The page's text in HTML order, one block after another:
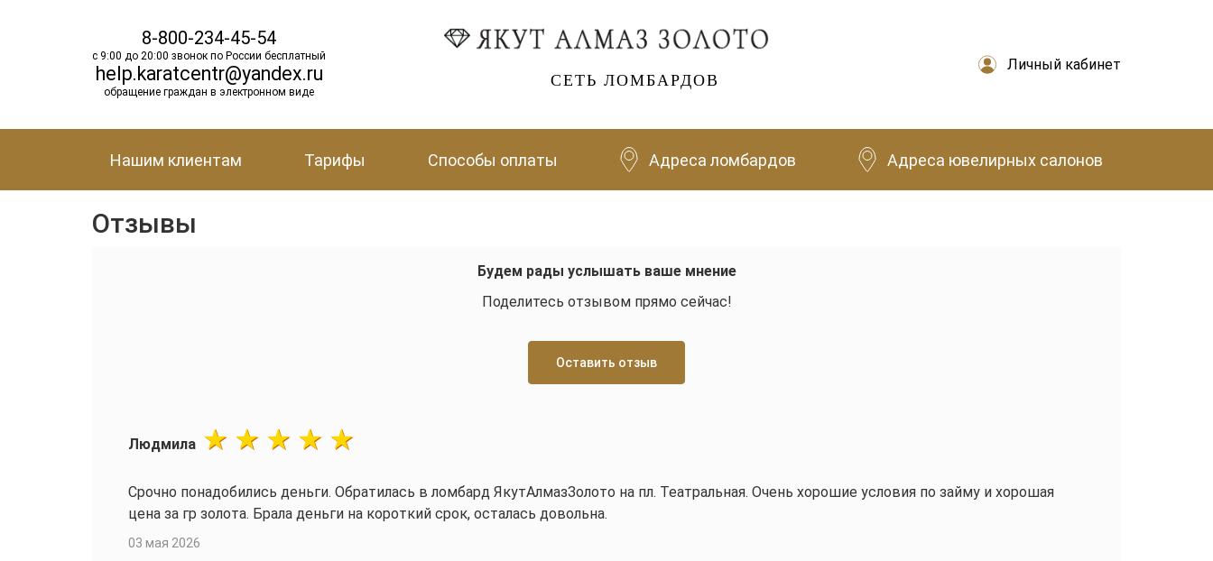
8-800-234-45-54
с 9:00 до 20:00 звонок по России бесплатный
help.karatcentr@yandex.ru
обращение граждан в электронном виде
СЕТЬ ЛОМБАРДОВ
Личный кабинет
Нашим клиентам Тарифы Способы оплаты Адреса ломбардов Адреса ювелирных салонов
Отзывы
Будем рады услышать ваше мнение
Поделитесь отзывом прямо сейчас!
Оставить отзыв
Людмила
Срочно понадобились деньги. Обратилась в ломбард ЯкутАлмазЗолото на пл. Театральная. Очень хорошие условия по займу и хорошая
цена за гр золота. Брала деньги на короткий срок, осталась довольна.
03 мая 2026